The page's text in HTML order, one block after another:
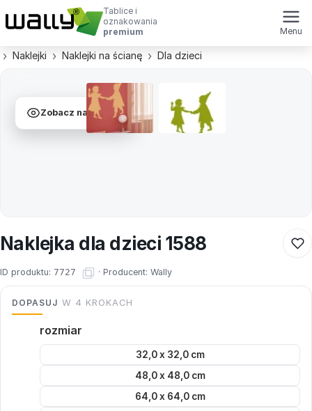
Tablice i
oznakowania
premium
Menu
Naklejki Naklejki na ścianę Dla dzieci
Zobacz na ścianie
Naklejka dla dzieci 1588
ID produktu: 7727 · Producent: Wally
DOPASUJ W 4 KROKACH
rozmiar
32,0 x 32,0 cm
48,0 x 48,0 cm
64,0 x 64,0 cm